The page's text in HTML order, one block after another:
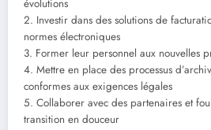
évolutions
2. Investir dans des solutions de
normes électroniques
3. Former leur personnel aux nouvelles
4. Mettre en place des processus
conformes aux exigences légales
5. Collaborer avec des partenaires et
transition en douceur